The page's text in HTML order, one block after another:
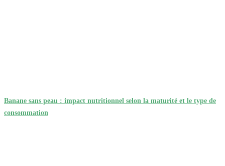
Banane sans peau : impact nutritionnel selon la maturité et le type de
consommation